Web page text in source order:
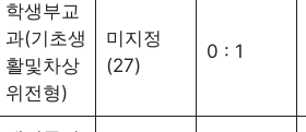
학생부교
과(기초생
활및차상
위전형)
미지정
(27)
0 : 1